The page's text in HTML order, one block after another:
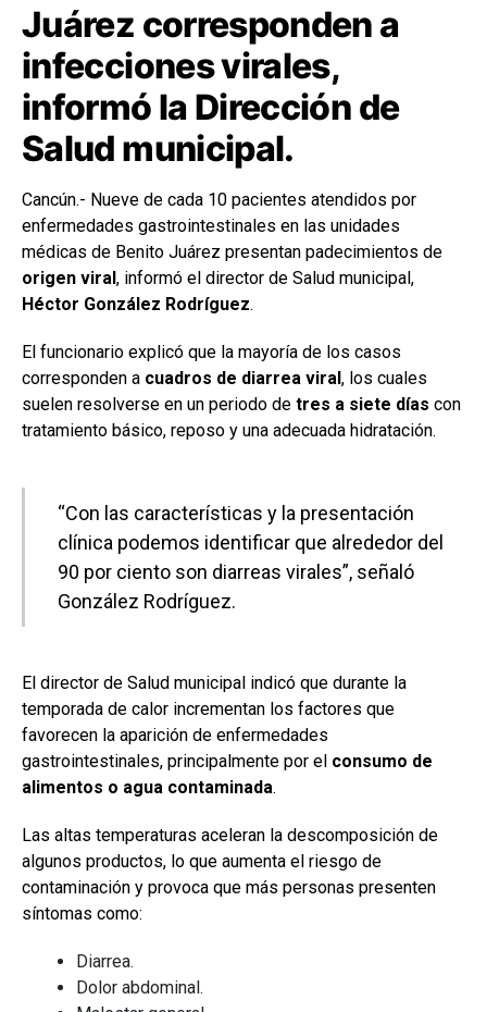
Juárez corresponden a
infecciones virales,
informó la Dirección de
Salud municipal.
Cancún.- Nueve de cada 10 pacientes atendidos por
enfermedades gastrointestinales en las unidades
médicas de Benito Juárez presentan padecimientos de
origen viral, informó el director de Salud municipal,
Héctor González Rodríguez.
El funcionario explicó que la mayoría de los casos
corresponden a cuadros de diarrea viral, los cuales
suelen resolverse en un periodo de tres a siete días con
tratamiento básico, reposo y una adecuada hidratación.
“Con las características y la presentación
clínica podemos identificar que alrededor del
90 por ciento son diarreas virales”, señaló
González Rodríguez.
El director de Salud municipal indicó que durante la
temporada de calor incrementan los factores que
favorecen la aparición de enfermedades
gastrointestinales, principalmente por el consumo de
alimentos o agua contaminada.
Las altas temperaturas aceleran la descomposición de
algunos productos, lo que aumenta el riesgo de
contaminación y provoca que más personas presenten
síntomas como:
Diarrea.
Dolor abdominal.